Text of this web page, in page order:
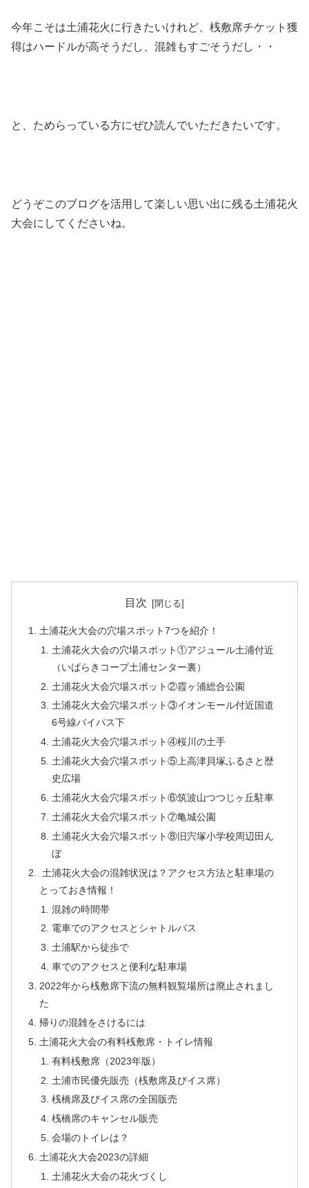
今年こそは土浦花火に行きたいけれど、桟敷席チケット獲
得はハードルが高そうだし、混雑もすごそうだし・・
と、ためらっている方にぜひ読んでいただきたいです。
どうぞこのブログを活用して楽しい思い出に残る土浦花火
大会にしてくださいね。
目次
土浦花火大会の穴場スポット7つを紹介！
土浦花火大会の穴場スポット①アジュール土浦付近
（いばらきコープ土浦センター裏）
土浦花火大会穴場スポット②霞ヶ浦総合公園
土浦花火大会穴場スポット③イオンモール付近国道
6号線バイパス下
土浦花火大会穴場スポット④桜川の土手
土浦花火大会穴場スポット⑤上高津貝塚ふるさと歴
史広場
土浦花火大会穴場スポット⑥筑波山つつじヶ丘駐車
土浦花火大会穴場スポット⑦亀城公園
土浦花火大会穴場スポット⑧旧宍塚小学校周辺田ん
ぼ
土浦花火大会の混雑状況は？アクセス方法と駐車場の
とっておき情報！
混雑の時間帯
電車でのアクセスとシャトルバス
土浦駅から徒歩で
車でのアクセスと便利な駐車場
2022年から桟敷席下流の無料観覧場所は廃止されまし
た
帰りの混雑をさけるには
土浦花火大会の有料桟敷席・トイレ情報
有料桟敷席（2023年版）
土浦市民優先販売（桟敷席及びイス席）
桟橋席及びイス席の全国販売
桟橋席のキャンセル販売
会場のトイレは？
土浦花火大会2023の詳細
土浦花火大会の花火づくし